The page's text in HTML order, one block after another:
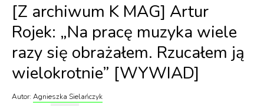
[Z archiwum K MAG] Artur
Rojek: „Na pracę muzyka wiele
razy się obrażałem. Rzucałem ją
wielokrotnie” [WYWIAD]
Autor: Agnieszka Sielańczyk